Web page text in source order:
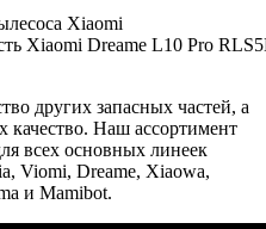
Xiaomi Dreame L10 Pro
других запасных частей, а
качество. Наш ассортимент
всех основных линеек
Viomi, Dreame, Xiaowa,
и Mamibot.